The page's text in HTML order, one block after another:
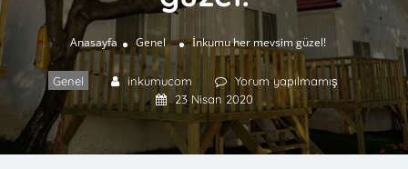
Anasayfa Genel İnkumu her mevsim güzel!
Genel inkumucom
Yorum yapılmamış
23 Nisan 2020